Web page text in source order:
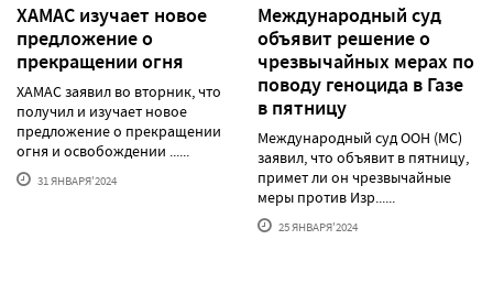
ХАМАС изучает новое
предложение о
прекращении огня
ХАМАС заявил во вторник, что
получил и изучает новое
предложение о прекращении
огня и освобождении ......
31 ЯНВАРЯ'2024
Международный суд
объявит решение о
чрезвычайных мерах по
поводу геноцида в Газе
в пятницу
Международный суд ООН (МС)
заявил, что объявит в пятницу,
примет ли он чрезвычайные
меры против Изр......
25 ЯНВАРЯ'2024